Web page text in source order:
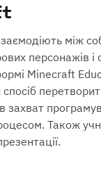
між
персонажів
Minecraft
захват
Також